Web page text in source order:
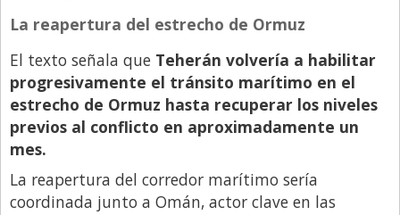
Minuto Lanzamiento
Negocios
Opinion
Política
La reapertura del estrecho de Ormuz
El texto señala que Teherán volvería a habilitar
progresivamente el tránsito marítimo en el
estrecho de Ormuz hasta recuperar los niveles
previos al conflicto en aproximadamente un
mes.
La reapertura del corredor marítimo sería
coordinada junto a Omán, actor clave en las